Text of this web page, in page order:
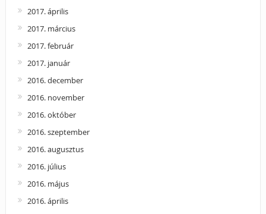
2017. április
2017. március
2017. február
2017. január
2016. december
2016. november
2016. október
2016. szeptember
2016. augusztus
2016. július
2016. május
2016. április